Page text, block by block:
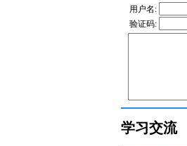
用户名:
验证码:
学习交流